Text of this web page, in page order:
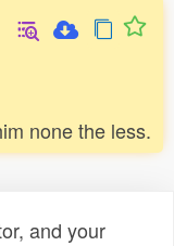
none the less.
and your